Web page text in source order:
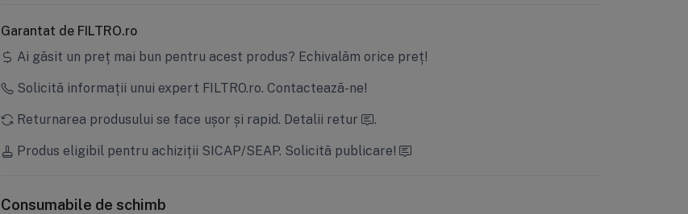
Garantat de FILTRO.ro
Ai găsit un preț mai bun pentru acest produs? Echivalăm orice preț!
Solicită informații unui expert FILTRO.ro. Contactează-ne!
Returnarea produsului se face ușor și rapid. Detalii retur
.
Produs eligibil pentru achiziții SICAP/SEAP. Solicită publicare!
Consumabile de schimb